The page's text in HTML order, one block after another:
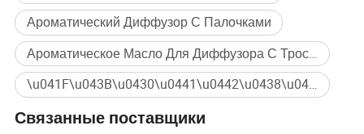
Ароматический Диффузор С Палочками
Ароматическое Масло Для Диффузора С Тростником
\u041F\u043B\u0430\u0441\u0442\u0438\u043D\u0447\u0430\u0442\u044B\u0439 \u0414\u0438\u0444\u0444\u0443\u0437\u043E\u0440 Массовая покупка
Связанные поставщики